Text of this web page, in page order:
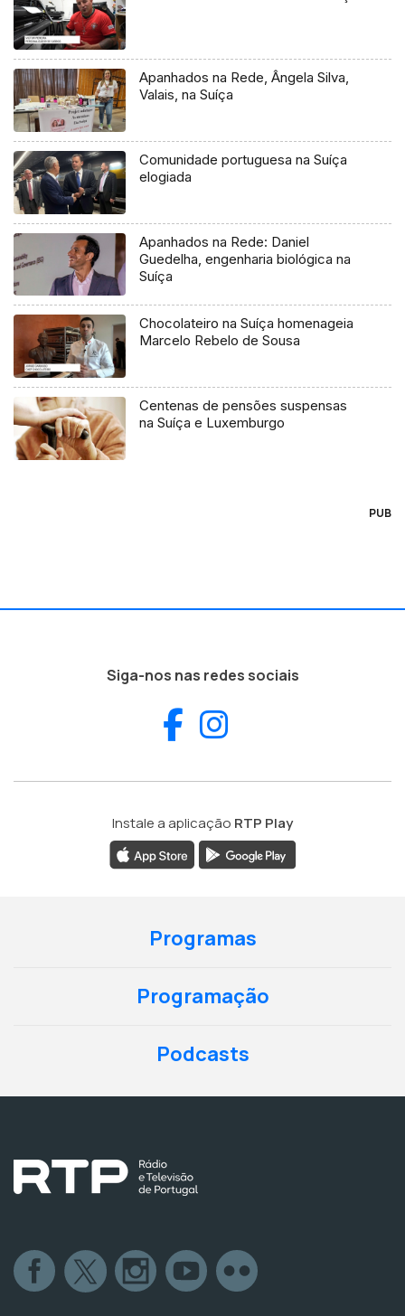
Apanhados na Rede, Ângela Silva,
Valais, na Suíça
Comunidade portuguesa na Suíça
elogiada
Apanhados na Rede: Daniel
Guedelha, engenharia biológica na
Suíça
Chocolateiro na Suíça homenageia
Marcelo Rebelo de Sousa
Centenas de pensões suspensas
na Suíça e Luxemburgo
PUB
Siga-nos nas redes sociais
Facebook
Instale a aplicação RTP Play
Programas
Programação
Podcasts